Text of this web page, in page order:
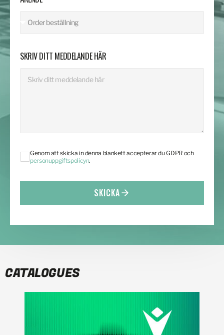
SKRIV DITT MEDDELANDE HÄR
Genom att skicka in denna blankett accepterar du GDPR och
personuppgiftspolicyn.
SKICKA
CATALOGUES